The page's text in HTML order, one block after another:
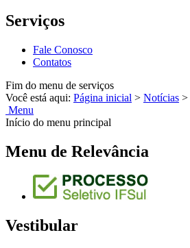
Serviços
Fale Conosco
Contatos
Fim do menu de serviços
Você está aqui: Página inicial > Notícias >
Menu
Início do menu principal
Menu de Relevância
Vestibular